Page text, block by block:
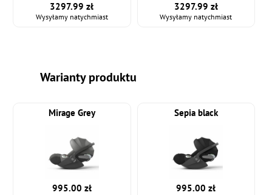
3297.99 zł
Wysyłamy natychmiast
3297.99 zł
Wysyłamy natychmiast
Warianty produktu
Mirage Grey
995.00 zł
Sepia black
995.00 zł